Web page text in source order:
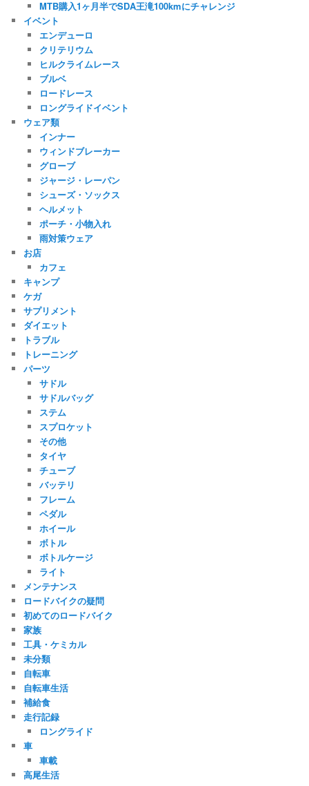
MTB購入1ヶ月半でSDA王滝100kmにチャレンジ
イベント
エンデューロ
クリテリウム
ヒルクライムレース
ブルベ
ロードレース
ロングライドイベント
ウェア類
インナー
ウィンドブレーカー
グローブ
ジャージ・レーパン
シューズ・ソックス
ヘルメット
ポーチ・小物入れ
雨対策ウェア
お店
カフェ
キャンプ
ケガ
サプリメント
ダイエット
トラブル
トレーニング
パーツ
サドル
サドルバッグ
ステム
スプロケット
その他
タイヤ
チューブ
バッテリ
フレーム
ペダル
ホイール
ボトル
ボトルケージ
ライト
メンテナンス
ロードバイクの疑問
初めてのロードバイク
家族
工具・ケミカル
未分類
自転車
自転車生活
補給食
走行記録
ロングライド
車
車載
高尾生活